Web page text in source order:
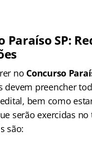
Paraíso SP:
no Concurso
devem preencher
bem como
serão exercidas no
são: